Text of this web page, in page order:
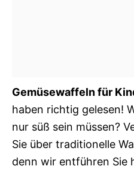
Gemüsewaffeln für
haben richtig gelesen!
nur süß sein müssen?
Sie über traditionelle
denn wir entführen Sie